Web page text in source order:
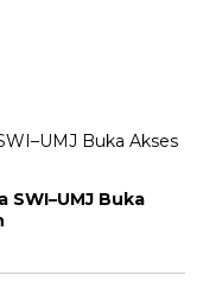
SWI–UMJ Buka